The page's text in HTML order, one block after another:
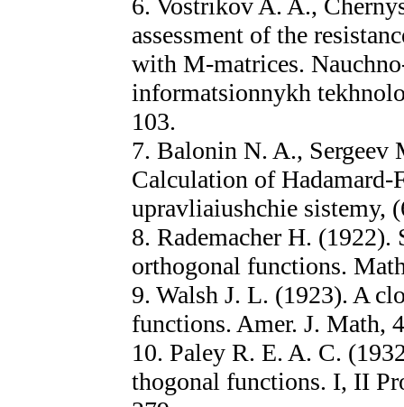
6. Vostrikov A. A.,
assessment of the
with M-matrices.
informatsionnykh
103.
7. Balonin N. A.,
Calculation of Hadamard-
upravliaiushchie sistemy,
8. Rademacher H. (1922).
orthogonal functions.
9. Walsh J. L. (1923). A
functions. Amer. J. Math,
10. Paley R. E. A. C.
thogonal functions. I, II